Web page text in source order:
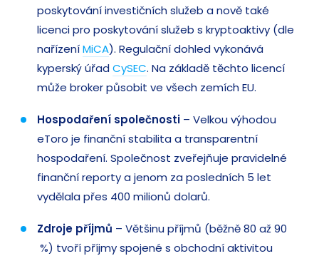
poskytování investičních služeb a nově také
licenci pro poskytování služeb s kryptoaktivy (dle
nařízeníMiCA). Regulační dohled vykonává
kyperský úřadCySEC. Na základě těchto licencí
může broker působit ve všech zemích EU.
Hospodaření společnosti – Velkou výhodou
eToro je finanční stabilita a transparentní
hospodaření. Společnost zveřejňuje pravidelné
finanční reporty a jenom za posledních 5 let
vydělala přes 400 milionů dolarů.
Zdroje příjmů – Většinu příjmů (běžně 80 až 90
%) tvoří příjmy spojené s obchodní aktivitou